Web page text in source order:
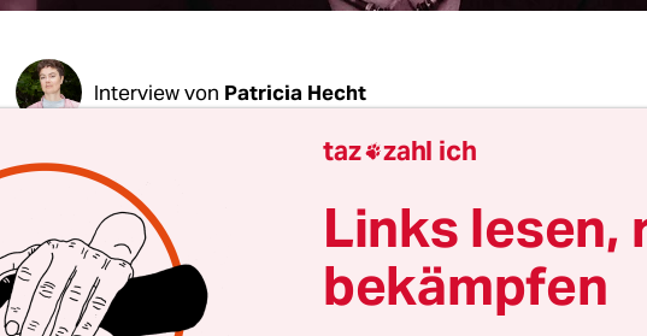
Interview von Patricia Hecht
taz am wochenende: Frau Möhring, Sie haben diese
Antrag im Bundestag eingebracht, in dem Sie die
auffordern,
reproduktive Gerechtigkeit
zum
erklären. Was heißt das?
taz zahl ich
Links lesen,
bekämpfen